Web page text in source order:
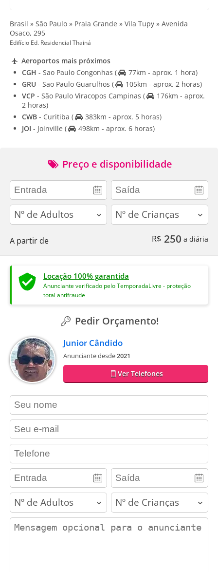
Brasil » São Paulo » Praia Grande » Vila Tupy » Avenida
Osaco, 295
Edifício Ed. Residencial Thainá
Aeroportos mais próximos
CGH - Sao Paulo Congonhas (
77km - aprox. 1 hora)
GRU - Sao Paulo Guarulhos (
105km - aprox. 2 horas)
VCP - São Paulo Viracopos Campinas (
176km - aprox.
2 horas)
CWB - Curitiba (
383km - aprox. 5 horas)
JOI - Joinville ( 498km - aprox. 6 horas)
Preço e disponibilidade
adults children
A partir de R$ 250 a diária
Locação 100% garantida
Anunciante verificado pelo TemporadaLivre - proteção
total antifraude
Pedir Orçamento!
Junior Cândido
Anunciante desde2021
Ver Telefones
contact_name
contact_email
contact_phone
adults children
contact_message